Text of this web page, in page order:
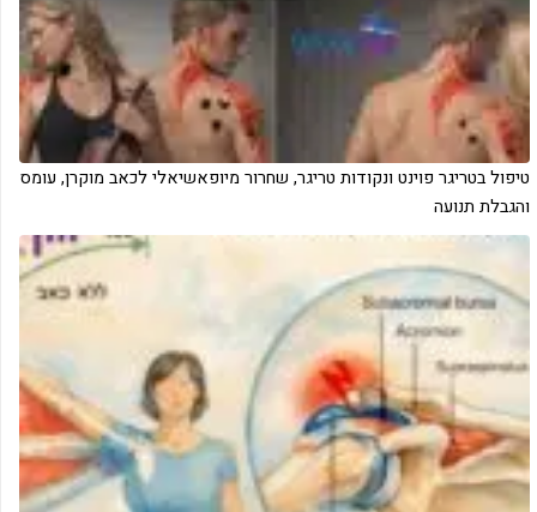
‏טיפול בטריגר פוינט ונקודות טריגר, שחרור מיופאשיאלי לכאב מוקרן, עומס
והגבלת תנועה